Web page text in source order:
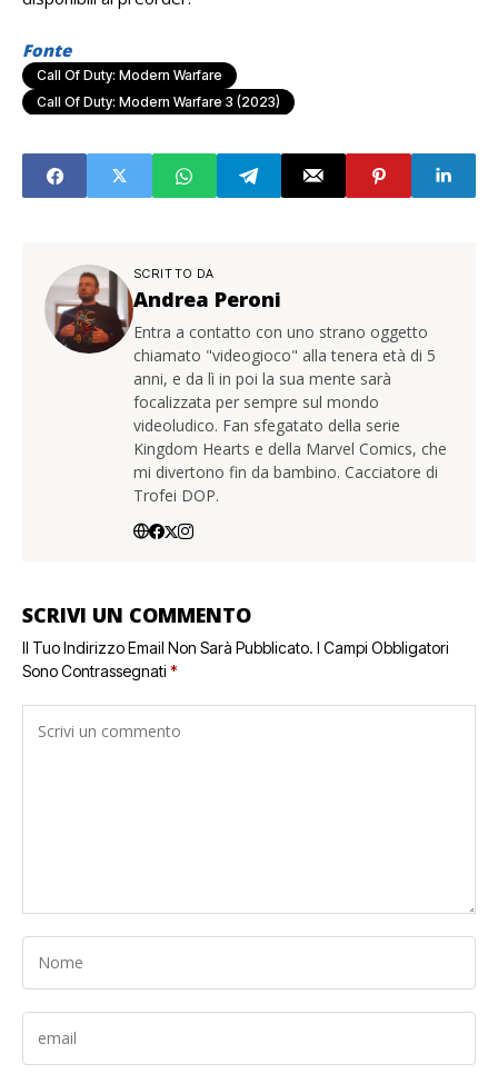
Fonte
Call Of Duty: Modern Warfare
Call Of Duty: Modern Warfare 3 (2023)
SCRITTO DA
Andrea Peroni
Entra a contatto con uno strano oggetto
chiamato "videogioco" alla tenera età di 5
anni, e da lì in poi la sua mente sarà
focalizzata per sempre sul mondo
videoludico. Fan sfegatato della serie
Kingdom Hearts e della Marvel Comics, che
mi divertono fin da bambino. Cacciatore di
Trofei DOP.
SCRIVI UN COMMENTO
Il Tuo Indirizzo Email Non Sarà Pubblicato. I Campi Obbligatori
Sono Contrassegnati *